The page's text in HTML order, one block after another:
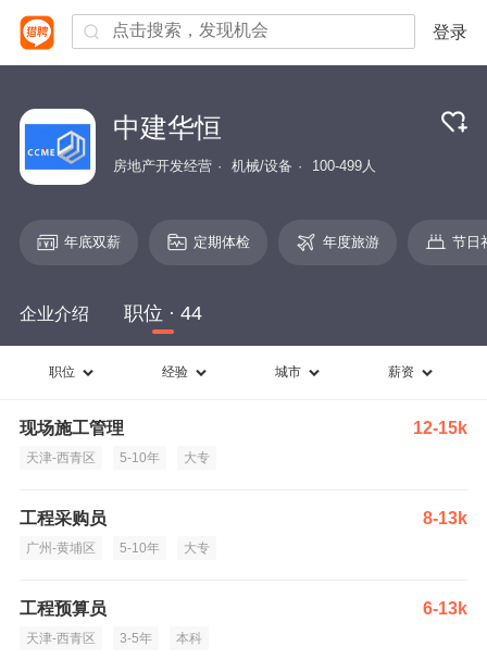
登录
中建华恒
房地产开发经营 机械/设备 100-499人
年底双薪 定期体检 年度旅游 节日
企业介绍 职位 · 44
职位 经验 城市 薪资
现场施工管理 12-15k
天津-西青区 5-10年 大专
工程采购员 8-13k
广州-黄埔区 5-10年 大专
工程预算员 6-13k
天津-西青区 3-5年 本科